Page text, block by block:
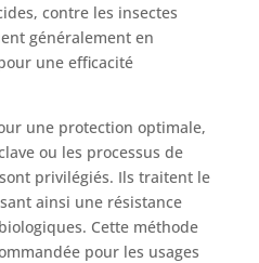
contre les insectes
généralement en
une efficacité
une protection optimale,
ou les processus de
privilégiés. Ils traitent le
ainsi une résistance
Cette méthode
pour les usages